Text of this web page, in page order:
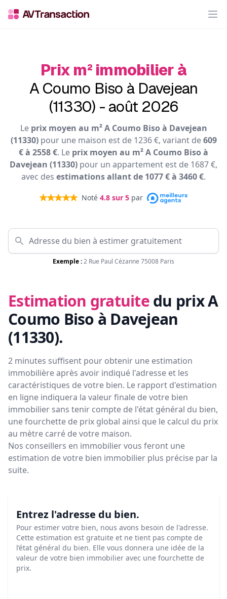
Prix m² immobilier à
A Coumo Biso à Davejean
(11330) - août 2026
Le prix moyen au m² A Coumo Biso à Davejean
(11330)pour une maison est de 1236 €, variant de609
€ à 2558 €. Le prix moyen au m² A Coumo Biso à
Davejean (11330) pour un appartement est de 1687 €,
avec des estimations allant de 1077 € à 3460 €.
Noté 4.8 sur 5 par
Exemple :2 Rue Paul Cézanne 75008 Paris
Estimation gratuite du prixA
Coumo Biso à Davejean
(11330).
2 minutes suffisent pour obtenir une estimation
immobilière après avoir indiqué l'adresse et les
caractéristiques de votre bien. Le rapport d'estimation
en ligne indiquera la valeur finale de votre bien
immobilier sans tenir compte de l'état général du bien,
une fourchette de prix global ainsi que le calcul du prix
au mètre carré de votre maison.
Nos conseillers en immobilier vous feront une
estimation de votre bien immobilier plus précise par la
suite.
Entrez l'adresse du bien.
Pour estimer votre bien, nous avons besoin de l'adresse.
Cette estimation est gratuite et ne tient pas compte de
l’état général du bien. Elle vous donnera une idée de la
valeur de votre bien immobilier avec une fourchette de
prix.